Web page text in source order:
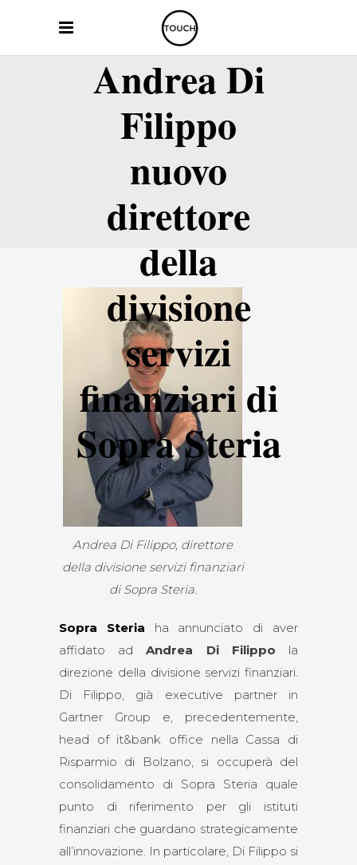
Andrea Di
Filippo
nuovo
direttore
della
divisione
servizi
finanziari di
Sopra Steria
Andrea Di Filippo, direttore
della divisione servizi finanziari
di Sopra Steria.
Sopra Steria ha annunciato di aver
affidato adAndrea Di Filippo la
direzione della divisione servizi finanziari.
Di Filippo, già executive partner in
Gartner Group e, precedentemente,
head of it&bank office nella Cassa di
Risparmio di Bolzano, si occuperà del
consolidamento di Sopra Steria quale
punto di riferimento per gli istituti
finanziari che guardano strategicamente
all’innovazione. In particolare, Di Filippo si